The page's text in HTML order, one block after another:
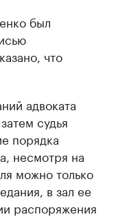
был
что
адвоката
судья
порядка
несмотря на
можно только
в зал ее
распоряжения